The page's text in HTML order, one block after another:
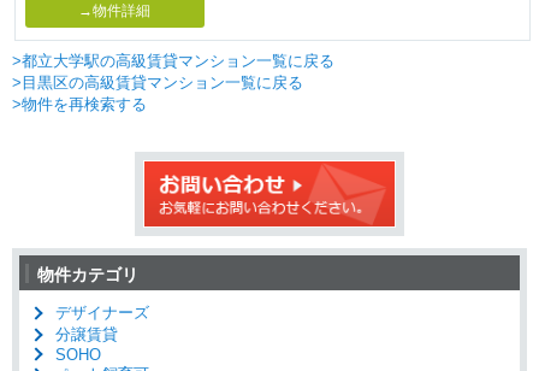
→物件詳細
>都立大学駅の高級賃貸マンション一覧に戻る
>目黒区の高級賃貸マンション一覧に戻る
>物件を再検索する
物件カテゴリ
デザイナーズ
分譲賃貸
SOHO